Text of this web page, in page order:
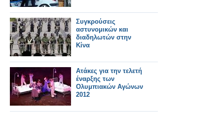
Συγκρούσεις
αστυνομικών και
διαδηλωτών στην
Κίνα
Ατάκες για την τελετή
έναρξης των
Ολυμπιακών Αγώνων
2012